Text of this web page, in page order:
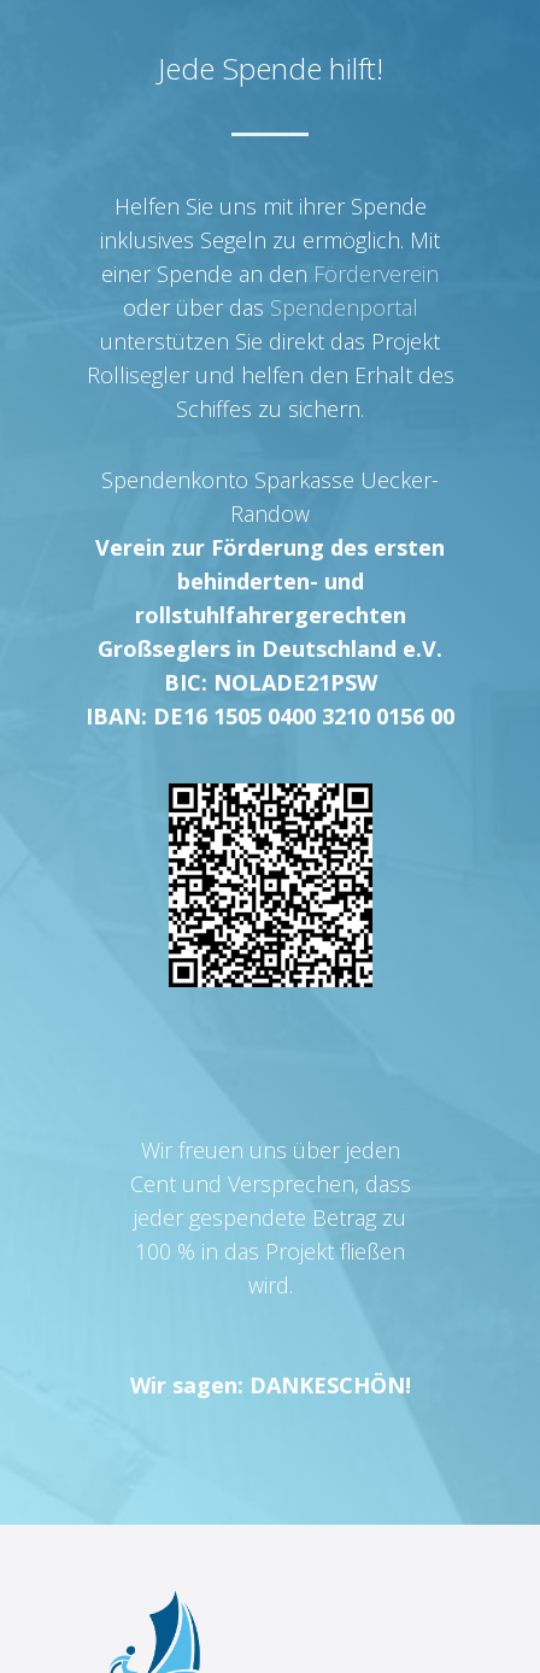
Jede Spende hilft!
Helfen Sie uns mit ihrer Spende
inklusives Segeln zu ermöglich. Mit
einer Spende an den Förderverein
oder über das Spendenportal
unterstützen Sie direkt das Projekt
Rollisegler und helfen den Erhalt des
Schiffes zu sichern.
Spendenkonto Sparkasse Uecker-
Randow
Verein zur Förderung des ersten
behinderten- und
rollstuhlfahrergerechten
Großseglers in Deutschland e.V.
BIC: NOLADE21PSW
IBAN: DE16 1505 0400 3210 0156 00
Wir freuen uns über jeden
Cent und Versprechen, dass
jeder gespendete Betrag zu
100 % in das Projekt fließen
wird.
Wir sagen: DANKESCHÖN!